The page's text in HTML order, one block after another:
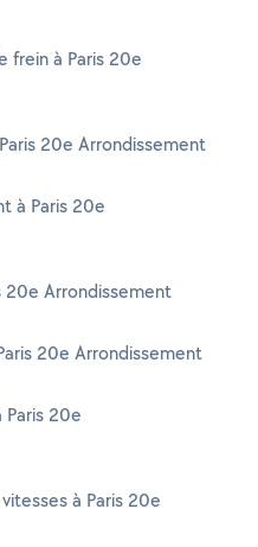
frein à Paris 20e
20e Arrondissement
à Paris 20e
20e Arrondissement
20e Arrondissement
20e
à Paris 20e